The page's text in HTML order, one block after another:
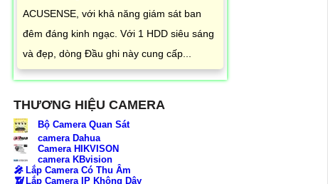
ACUSENSE, với khả năng giám sát ban
đêm đáng kinh ngạc. Với 1 HDD siêu sáng
và đẹp, dòng Đầu ghi này cung cấp...
THƯƠNG HIỆU CAMERA
Bộ Camera Quan Sát
camera Dahua
Camera HIKVISON
camera KBvision
️🎤️ Lắp Camera Có Thu Âm
📶 Lắp Camera IP Không Dây